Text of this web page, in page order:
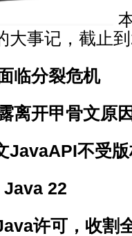
大事记，截止
临分裂危机
离开甲骨文原
JavaAPI不受
22
许可，收割